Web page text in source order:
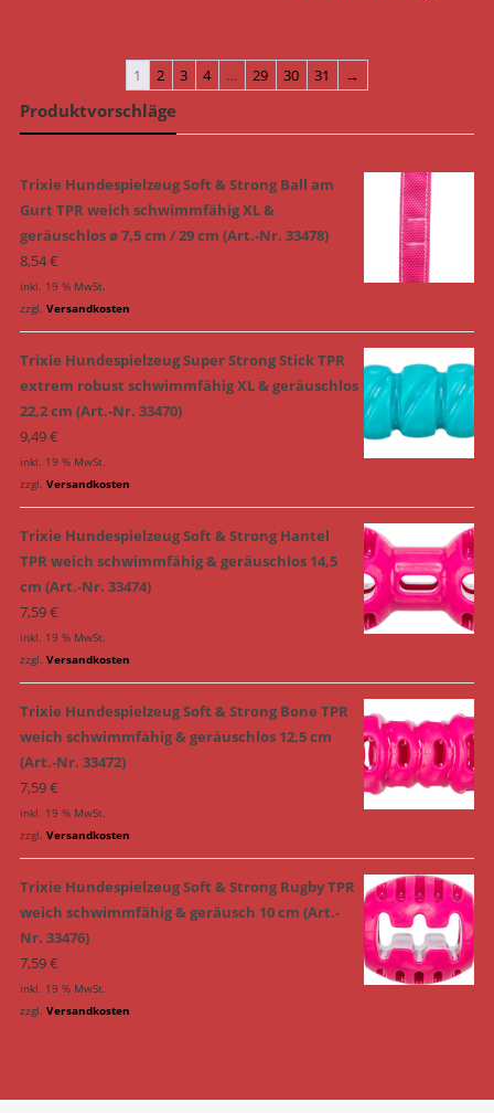
1 2 3 4 … 29 30 31 →
Produktvorschläge
Trixie Hundespielzeug Soft & Strong Ball am
Gurt TPR weich schwimmfähig XL &
geräuschlos ø 7,5 cm / 29 cm (Art.-Nr. 33478)
8,54€
inkl. 19 % MwSt.
zzgl. Versandkosten
Trixie Hundespielzeug Super Strong Stick TPR
extrem robust schwimmfähig XL & geräuschlos
22,2 cm (Art.-Nr. 33470)
9,49€
inkl. 19 % MwSt.
zzgl. Versandkosten
Trixie Hundespielzeug Soft & Strong Hantel
TPR weich schwimmfähig & geräuschlos 14,5
cm (Art.-Nr. 33474)
7,59€
inkl. 19 % MwSt.
zzgl. Versandkosten
Trixie Hundespielzeug Soft & Strong Bone TPR
weich schwimmfähig & geräuschlos 12,5 cm
(Art.-Nr. 33472)
7,59€
inkl. 19 % MwSt.
zzgl. Versandkosten
Trixie Hundespielzeug Soft & Strong Rugby TPR
weich schwimmfähig & geräusch 10 cm (Art.-
Nr. 33476)
7,59€
inkl. 19 % MwSt.
zzgl. Versandkosten